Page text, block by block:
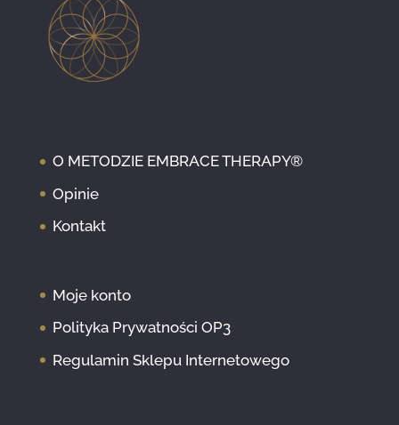
O METODZIE EMBRACE THERAPY®
Opinie
Kontakt
Moje konto
Polityka Prywatności OP3
Regulamin Sklepu Internetowego